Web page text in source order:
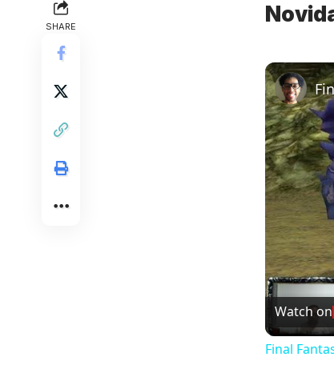
SHARE
Watch on
Final